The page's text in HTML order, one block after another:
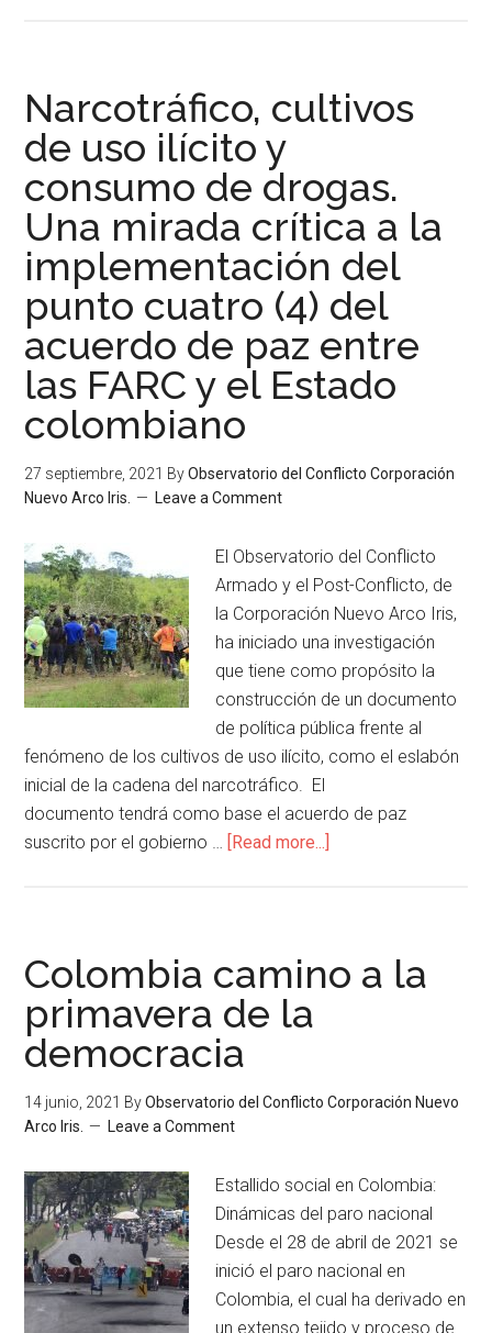
Narcotráfico, cultivos
de uso ilícito y
consumo de drogas.
Una mirada crítica a la
implementación del
punto cuatro (4) del
acuerdo de paz entre
las FARC y el Estado
colombiano
27 septiembre, 2021 ByObservatorio del Conflicto Corporación
Nuevo Arco Iris.
Leave a Comment
El Observatorio del Conflicto
Armado y el Post-Conflicto, de
la Corporación Nuevo Arco Iris,
ha iniciado una investigación
que tiene como propósito la
construcción de un documento
de política pública frente al
fenómeno de los cultivos de uso ilícito, como el eslabón
inicial de la cadena del narcotráfico. El
documento tendrá como base el acuerdo de paz
suscrito por el gobierno … [Read more...]
Colombia camino a la
primavera de la
democracia
14 junio, 2021 ByObservatorio del Conflicto Corporación Nuevo
Arco Iris.
Leave a Comment
Estallido social en Colombia:
Dinámicas del paro nacional
Desde el 28 de abril de 2021 se
inició el paro nacional en
Colombia, el cual ha derivado en
un extenso tejido y proceso de